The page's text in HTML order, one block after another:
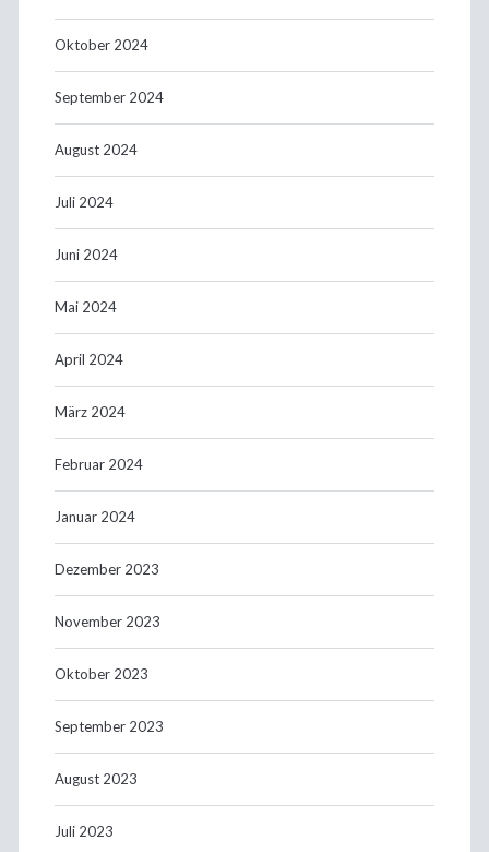
Oktober 2024
September 2024
August 2024
Juli 2024
Juni 2024
Mai 2024
April 2024
März 2024
Februar 2024
Januar 2024
Dezember 2023
November 2023
Oktober 2023
September 2023
August 2023
Juli 2023